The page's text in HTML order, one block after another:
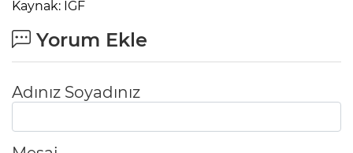
Kaynak: IGF
Yorum Ekle
Adınız Soyadınız